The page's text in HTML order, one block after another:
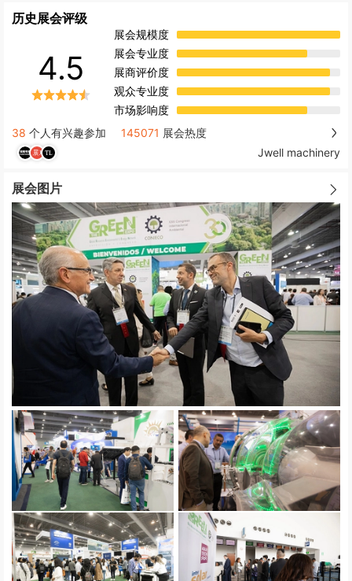
历史展会评级
4.5
展会规模度
展会专业度
展商评价度
观众专业度
市场影响度
38 个人有兴趣参加 145071 展会热度
Jwell machinery
展会图片